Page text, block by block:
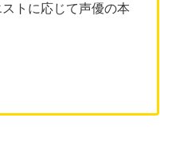
トに応じて声優の本